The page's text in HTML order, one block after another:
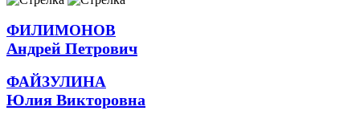
ФИЛИМОНОВ
Андрей Петрович
ФАЙЗУЛИНА
Юлия Викторовна